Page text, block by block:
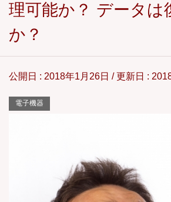
理可能か？ データは
か？
公開日 : 2018年1月26日 / 更新日 :
電子機器